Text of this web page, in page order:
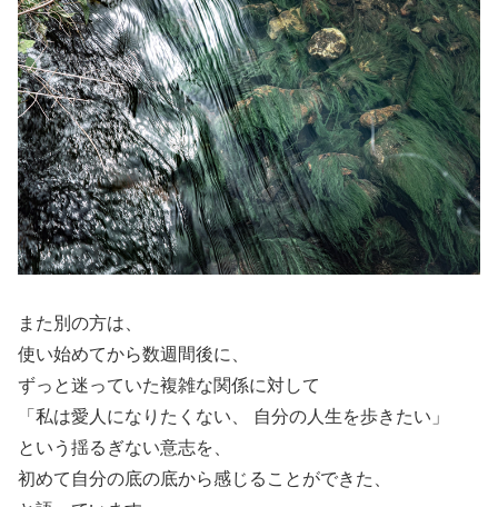
また別の方は、
使い始めてから数週間後に、
ずっと迷っていた複雑な関係に対して
「私は愛人になりたくない、 自分の人生を歩きたい」
という揺るぎない意志を、
初めて自分の底の底から感じることができた、